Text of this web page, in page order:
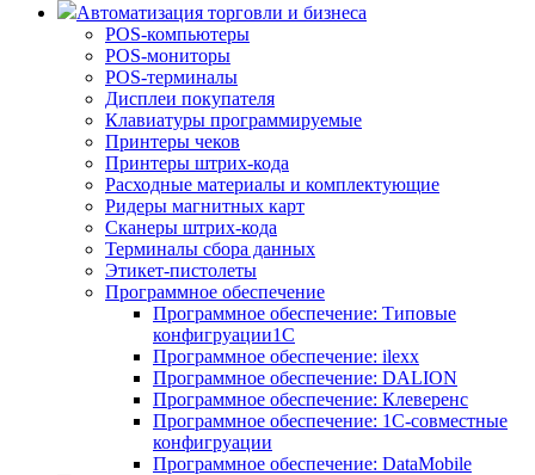
Автоматизация торговли и бизнеса
POS-компьютеры
POS-мониторы
POS-терминалы
Дисплеи покупателя
Клавиатуры программируемые
Принтеры чеков
Принтеры штрих-кода
Расходные материалы и комплектующие
Ридеры магнитных карт
Сканеры штрих-кода
Терминалы сбора данных
Этикет-пистолеты
Программное обеспечение
Программное обеспечение: Типовые
конфигруации1С
Программное обеспечение: ilexx
Программное обеспечение: DALION
Программное обеспечение: Клеверенс
Программное обеспечение: 1С-совместные
конфигруации
Программное обеспечение: DataMobile